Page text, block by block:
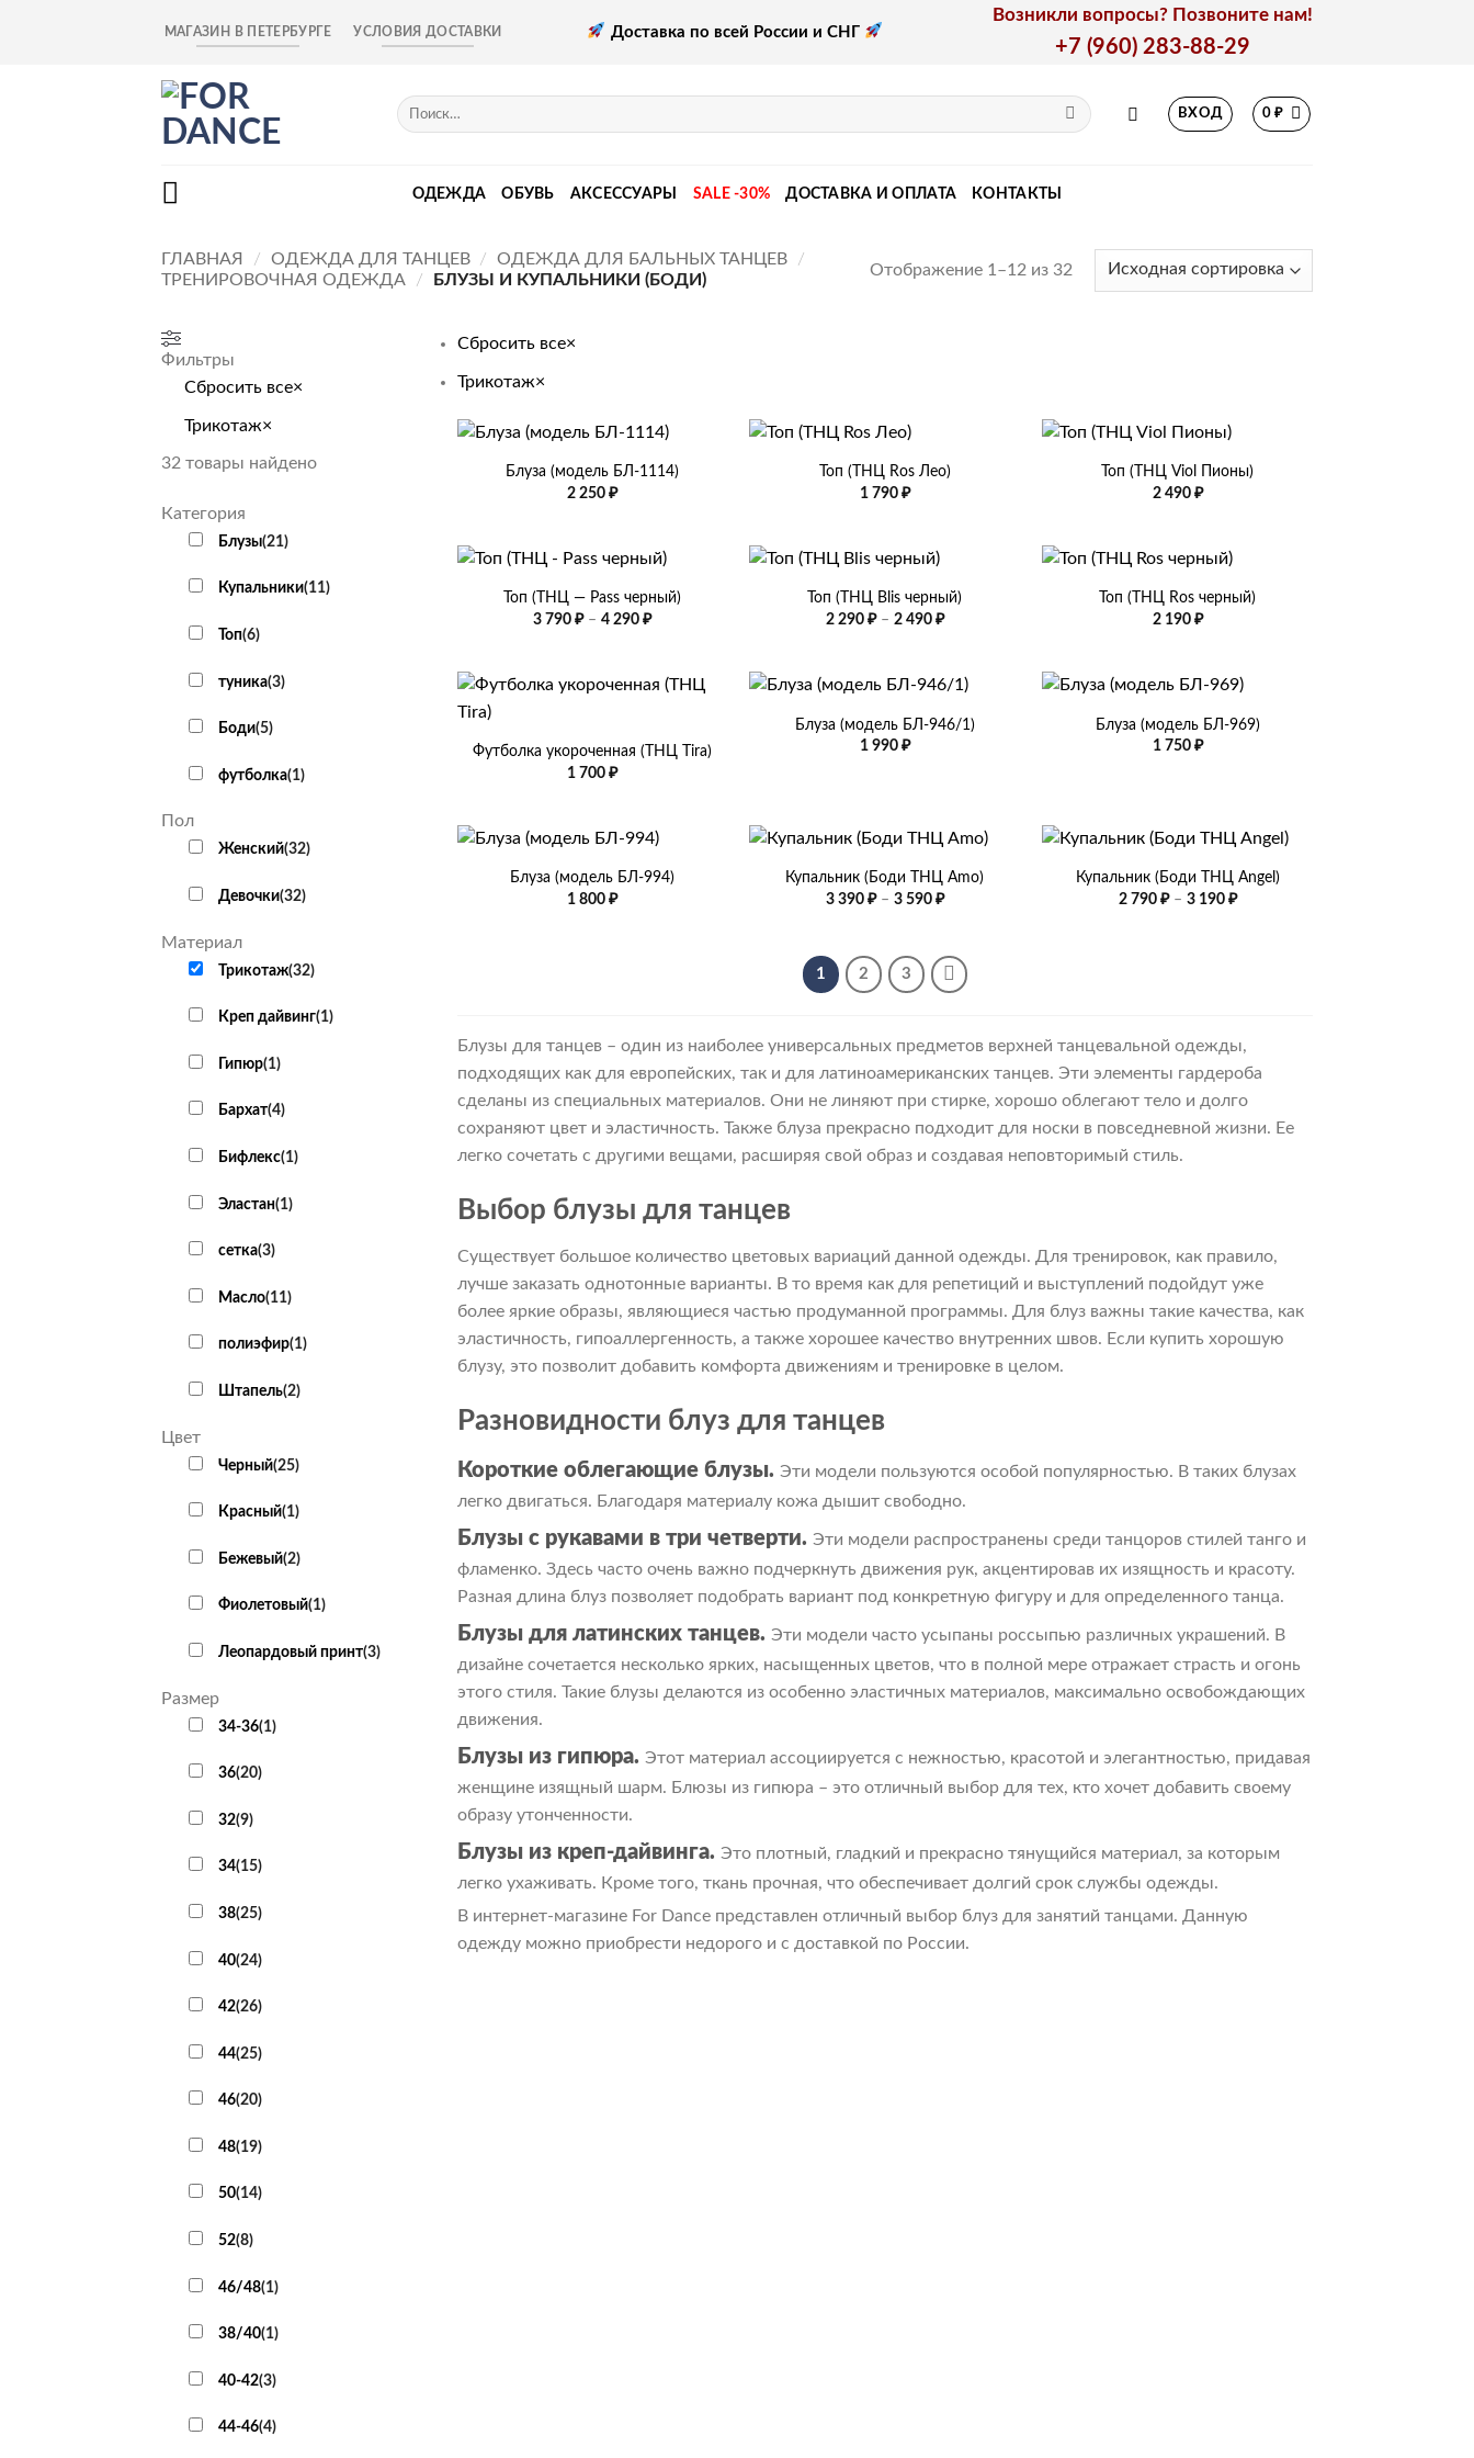
МАГАЗИН В ПЕТЕРБУРГЕ УСЛОВИЯ ДОСТАВКИ Доставка по всей России и СНГ
Возникли вопросы? Позвоните нам!
+7 (960) 283-88-29
Искать:
ВХОД 0₽
ОДЕЖДА ОБУВЬ АКСЕССУАРЫ SALE -30% ДОСТАВКА И ОПЛАТА КОНТАКТЫ
ГЛАВНАЯ / ОДЕЖДА ДЛЯ ТАНЦЕВ / ОДЕЖДА ДЛЯ БАЛЬНЫХ ТАНЦЕВ
/
ТРЕНИРОВОЧНАЯ ОДЕЖДА
/ БЛУЗЫ И КУПАЛЬНИКИ (БОДИ)
Отображение 1–12 из 32
Фильтры
Сбросить все×
Трикотаж×
32 товары найдено
Категория
Блузы(21)
Купальники(11)
Топ(6)
туника(3)
Боди(5)
футболка(1)
Пол
Женский(32)
Девочки(32)
Материал
Трикотаж(32)
Креп дайвинг(1)
Гипюр(1)
Бархат(4)
Бифлекс(1)
Эластан(1)
сетка(3)
Масло(11)
полиэфир(1)
Штапель(2)
Цвет
Черный(25)
Красный(1)
Бежевый(2)
Фиолетовый(1)
Леопардовый принт(3)
Размер
34-36(1)
36(20)
32(9)
34(15)
38(25)
40(24)
42(26)
44(25)
46(20)
48(19)
50(14)
52(8)
46/48(1)
38/40(1)
40-42(3)
44-46(4)
Сбросить все×
Трикотаж×
+
Блуза (модель БЛ-1114)
2 250₽
+
Топ (ТНЦ Ros Лео)
1 790 ₽
+
Топ (ТНЦ Viol Пионы)
2 490 ₽
+
Топ (ТНЦ — Pass черный)
3 790₽ – 4 290₽Диапазон
–
4
+
Топ (ТНЦ Blis черный)
2 290 ₽ – 2 490 ₽Диапазон
–
2
+
Топ (ТНЦ Ros черный)
2 190 ₽
+
Футболка укороченная (ТНЦ Tira)
1 700₽
+
Блуза (модель БЛ-946/1)
1 990 ₽
+
Блуза (модель БЛ-969)
1 750 ₽
+
Блуза (модель БЛ-994)
1 800₽
+
Купальник (Боди ТНЦ Amo)
3 390 ₽ – 3 590 ₽Диапазон
–
590 ₽
+
Купальник (Боди ТНЦ Angel)
2 790 ₽ – 3 190 ₽Диапазон
1 2 3
Блузы для танцев – один из наиболее универсальных предметов верхней танцевальной одежды,
подходящих как для европейских, так и для латиноамериканских танцев. Эти элементы гардероба
сделаны из специальных материалов. Они не линяют при стирке, хорошо облегают тело и долго
сохраняют цвет и эластичность. Также блуза прекрасно подходит для носки в повседневной жизни. Ее
легко сочетать с другими вещами, расширяя свой образ и создавая неповторимый стиль.
Выбор блузы для танцев
Существует большое количество цветовых вариаций данной одежды. Для тренировок, как правило,
лучше заказать однотонные варианты. В то время как для репетиций и выступлений подойдут уже
более яркие образы, являющиеся частью продуманной программы. Для блуз важны такие качества, как
эластичность, гипоаллергенность, а также хорошее качество внутренних швов. Если купить хорошую
блузу, это позволит добавить комфорта движениям и тренировке в целом.
Разновидности блуз для танцев
Короткие облегающие блузы. Эти модели пользуются особой популярностью. В таких блузах
легко двигаться. Благодаря материалу кожа дышит свободно.
Блузы с рукавами в три четверти. Эти модели распространены среди танцоров стилей танго и
фламенко. Здесь часто очень важно подчеркнуть движения рук, акцентировав их изящность и красоту.
Разная длина блуз позволяет подобрать вариант под конкретную фигуру и для определенного танца.
Блузы для латинских танцев. Эти модели часто усыпаны россыпью различных украшений. В
дизайне сочетается несколько ярких, насыщенных цветов, что в полной мере отражает страсть и огонь
этого стиля. Такие блузы делаются из особенно эластичных материалов, максимально освобождающих
движения.
Блузы из гипюра. Этот материал ассоциируется с нежностью, красотой и элегантностью, придавая
женщине изящный шарм. Блюзы из гипюра – это отличный выбор для тех, кто хочет добавить своему
образу утонченности.
Блузы из креп-дайвинга. Это плотный, гладкий и прекрасно тянущийся материал, за которым
легко ухаживать. Кроме того, ткань прочная, что обеспечивает долгий срок службы одежды.
В интернет-магазине For Dance представлен отличный выбор блуз для занятий танцами. Данную
одежду можно приобрести недорого и с доставкой по России.